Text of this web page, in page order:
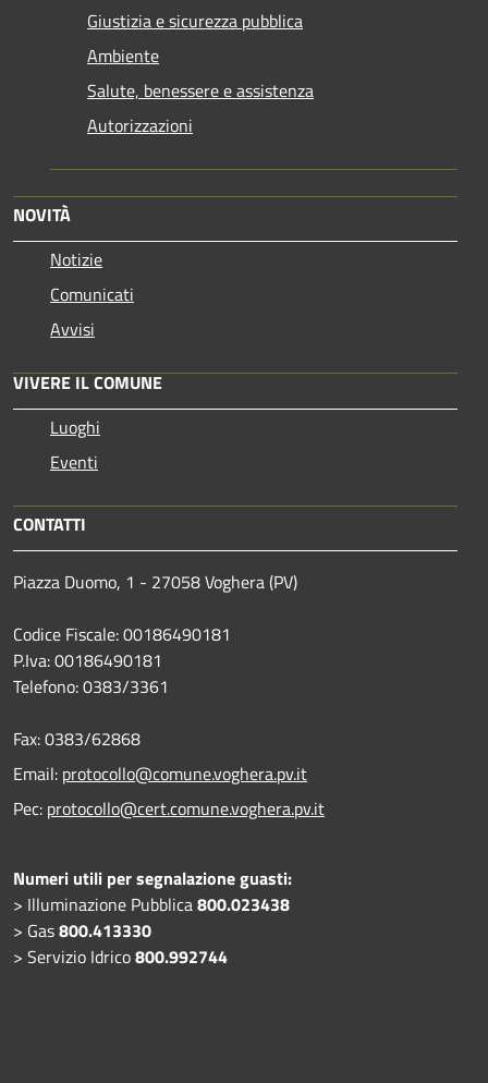
Giustizia e sicurezza pubblica
Ambiente
Salute, benessere e assistenza
Autorizzazioni
NOVITÀ
Notizie
Comunicati
Avvisi
VIVERE IL COMUNE
Luoghi
Eventi
CONTATTI
Piazza Duomo, 1 - 27058 Voghera (PV)
Codice Fiscale: 00186490181
P.Iva: 00186490181
Telefono:0383/3361
Fax:0383/62868
Email: protocollo@comune.voghera.pv.it
Pec: protocollo@cert.comune.voghera.pv.it
Numeri utili per segnalazione guasti:
> Illuminazione Pubblica800.023438
> Gas800.413330
> Servizio Idrico800.992744